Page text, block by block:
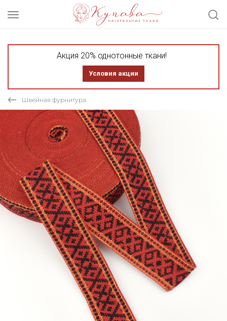
Акция 20% однотонные ткани!
Условия акции
Швейная фурнитура